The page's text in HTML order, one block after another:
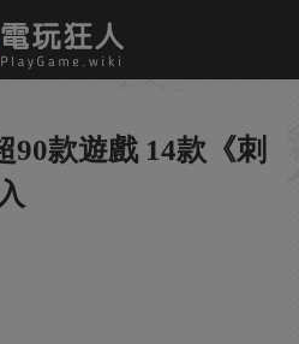
90款遊戲 14款《刺